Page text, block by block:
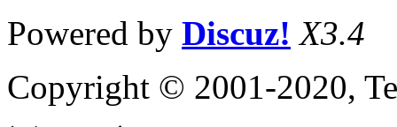
Powered by Discuz! X3.4
Copyright © 2001-2020,